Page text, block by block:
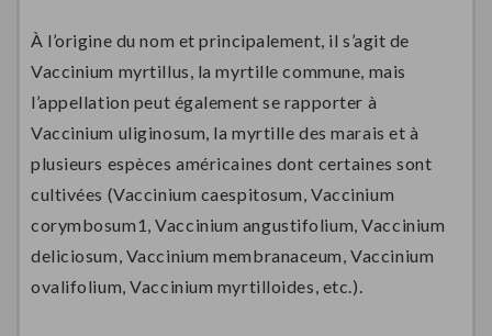
À l’origine du nom et principalement, il s’agit de
Vaccinium myrtillus, la myrtille commune, mais
l’appellation peut également se rapporter à
Vaccinium uliginosum, la myrtille des marais et à
plusieurs espèces américaines dont certaines sont
cultivées (Vaccinium caespitosum, Vaccinium
corymbosum1, Vaccinium angustifolium, Vaccinium
deliciosum, Vaccinium membranaceum, Vaccinium
ovalifolium, Vaccinium myrtilloides, etc.).